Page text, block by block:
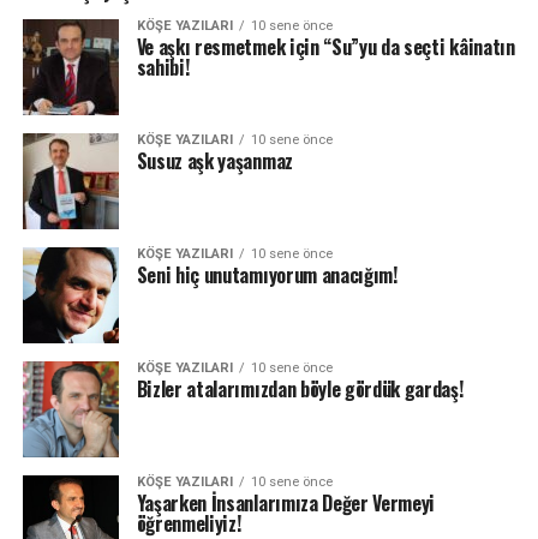
KÖŞE YAZILARI 10 sene önce
Ve aşkı resmetmek için “Su”yu da seçti kâinatın
sahibi!
KÖŞE YAZILARI 10 sene önce
Susuz aşk yaşanmaz
KÖŞE YAZILARI 10 sene önce
Seni hiç unutamıyorum anacığım!
KÖŞE YAZILARI 10 sene önce
Bizler atalarımızdan böyle gördük gardaş!
KÖŞE YAZILARI 10 sene önce
Yaşarken İnsanlarımıza Değer Vermeyi
öğrenmeliyiz!